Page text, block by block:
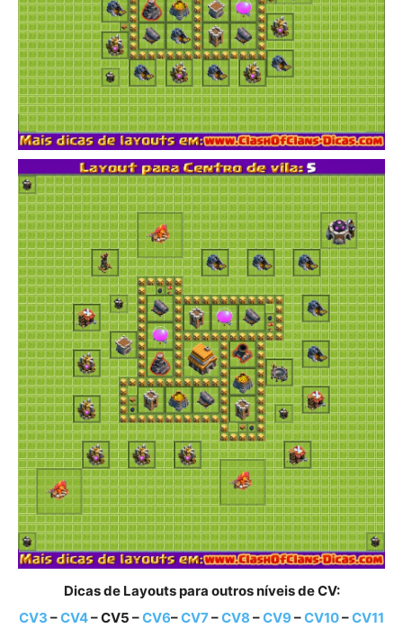
Dicas de Layouts para outros níveis de CV:
CV3 –CV4– CV5 –CV6–CV7–CV8 –CV9 –CV10–CV11